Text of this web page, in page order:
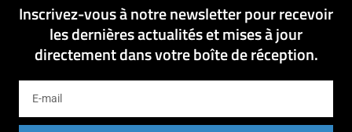
Inscrivez-vous à notre newsletter pour recevoir
les dernières actualités et mises à jour
directement dans votre boîte de réception.